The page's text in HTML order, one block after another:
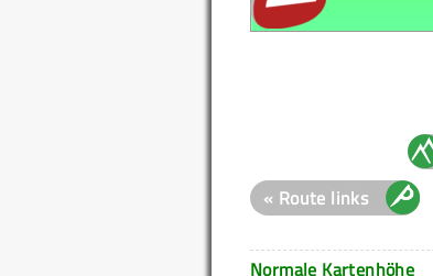
« Route links
Normale Kartenhöhe